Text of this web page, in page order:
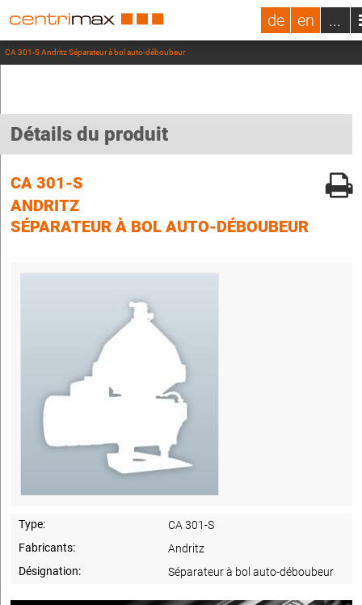
de en ...
CA 301-S Andritz Séparateur à bol auto-déboubeur
Détails du produit
CA 301-S
ANDRITZ
SÉPARATEUR À BOL AUTO-DÉBOUBEUR
Type:
CA 301-S
Fabricants:
Andritz
Désignation:
Séparateur à bol auto-déboubeur